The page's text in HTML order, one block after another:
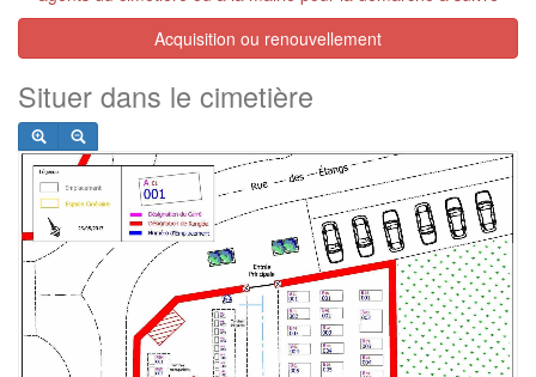
Acquisition ou renouvellement
Situer dans le cimetière